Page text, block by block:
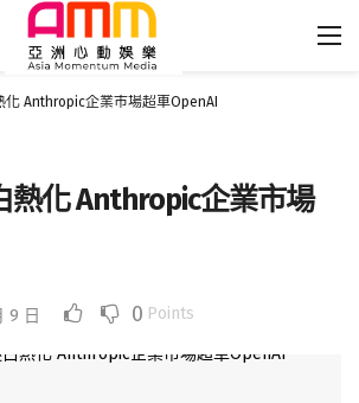
化 Anthropic企業市場超車OpenAI
熱化 Anthropic企業市場
9 日 0 Points